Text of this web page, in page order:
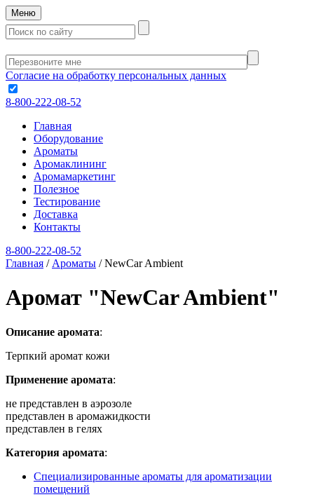
Меню
Согласие на обработку персональных данных
8-800-222-08-52
Главная
Оборудование
Ароматы
Аромаклининг
Аромамаркетинг
Полезное
Тестирование
Доставка
Контакты
8-800-222-08-52
Главная / Ароматы /NewCar Ambient
Аромат "NewCar Ambient"
Описание аромата:
Терпкий аромат кожи
Применение аромата:
не представлен в аэрозоле
представлен в аромажидкости
представлен в гелях
Категория аромата:
Специализированные ароматы для ароматизации
помещений